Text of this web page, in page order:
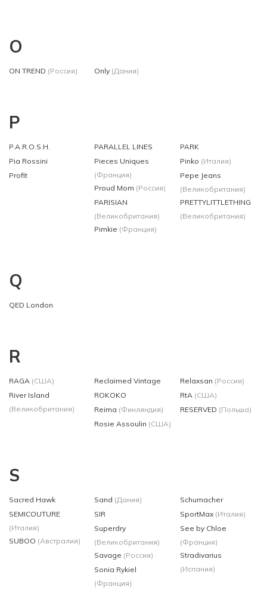
O
ON TREND (Россия) Only (Дания)
P
P.A.R.O.S.H.
Pia Rossini
Profit
PARALLEL LINES
Pieces Uniques
(Франция)
Proud Mom (Россия)
PARISIAN
(Великобритания)
Pimkie (Франция)
PARK
Pinko (Италия)
Pepe Jeans
(Великобритания)
PRETTYLITTLETHING
(Великобритания)
Q
QED London
R
RAGA (США)
River Island
(Великобритания)
Reclaimed Vintage
ROKOKO
Reima (Финляндия)
Rosie Assoulin (США)
Relaxsan (Россия)
RtA (США)
RESERVED (Польша)
S
Sacred Hawk
SEMICOUTURE
(Италия)
SUBOO (Австралия)
Sand (Дания)
SIR
Superdry
(Великобритания)
Savage (Россия)
Sonia Rykiel
(Франция)
Schumacher
SportMax (Италия)
See by Chloe
(Франция)
Stradivarius
(Испания)